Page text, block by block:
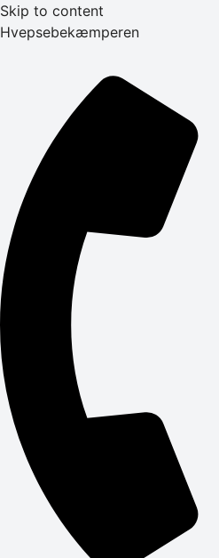
Skip to content
Hvepsebekæmperen